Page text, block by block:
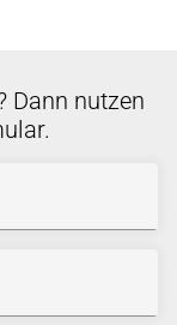
Dann nutzen